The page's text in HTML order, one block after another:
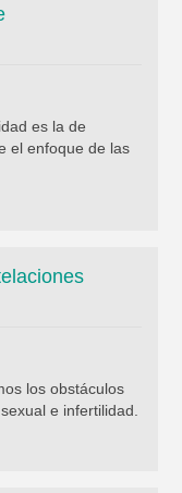
es la de
el enfoque de las
los obstáculos
e infertilidad.